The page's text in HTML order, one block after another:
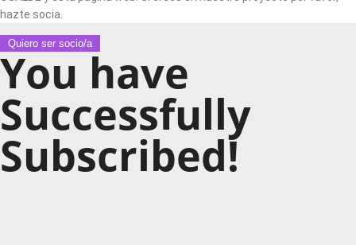
hazte socia.
Quiero ser socio/a
You have
Successfully
Subscribed!